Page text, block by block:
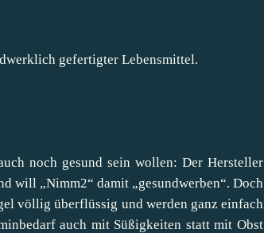
gefertigter Lebensmittel.
noch gesund sein wollen: Der Hersteller
will „Nimm2“ damit „gesundwerben“. Doch
völlig überflüssig und werden ganz einfach
auch mit Süßigkeiten statt mit Obst